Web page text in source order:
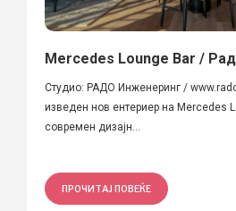
Mercedes Lounge Bar /
Студио: РАДО Инженеринг /
изведен нов ентериер на Mercedes
современ дизајн...
ПРОЧИТАЈ ПОВЕЌЕ